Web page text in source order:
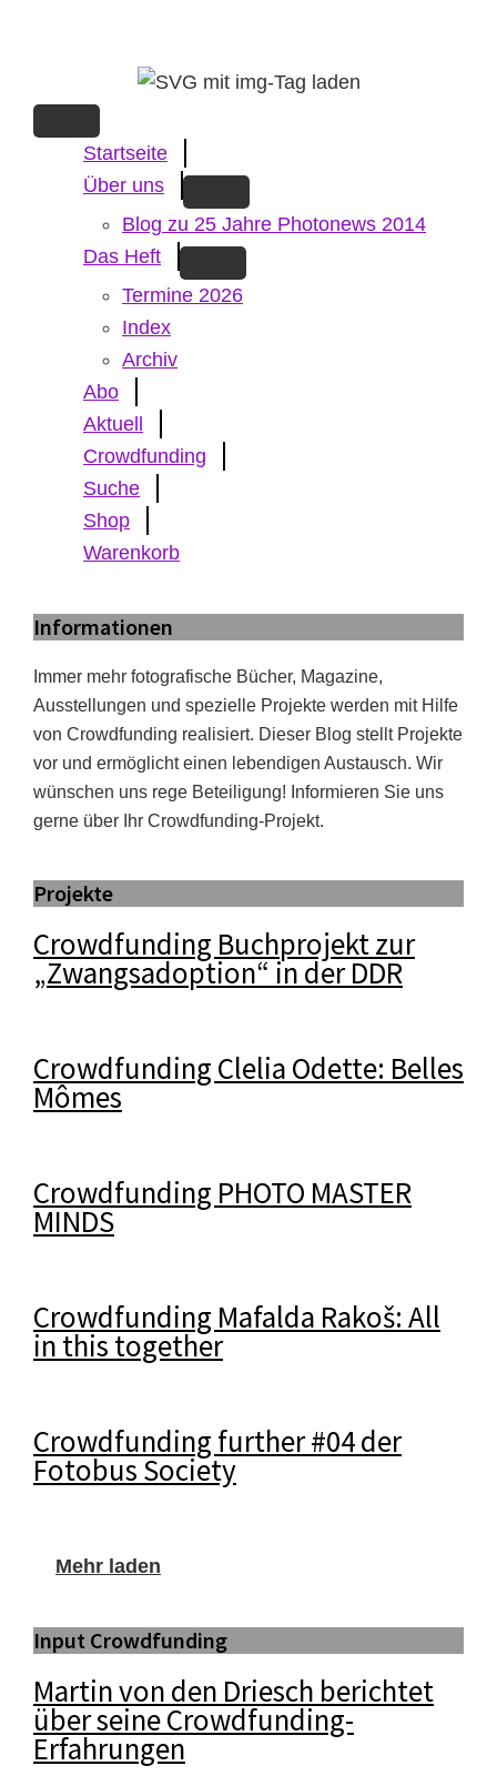
content
Startseite
Über uns
Blog zu 25 Jahre Photonews 2014
Das Heft
Termine 2026
Index
Archiv
Abo
Aktuell
Crowdfunding
Suche
Shop
Warenkorb
Informationen
Immer mehr fotografische Bücher, Magazine,
Ausstellungen und spezielle Projekte werden mit Hilfe
von Crowdfunding realisiert. Dieser Blog stellt Projekte
vor und ermöglicht einen lebendigen Austausch. Wir
wünschen uns rege Beteiligung! Informieren Sie uns
gerne über Ihr Crowdfunding-Projekt.
Projekte
Crowdfunding Buchprojekt zur
„Zwangsadoption“ in der DDR
Crowdfunding Clelia Odette: Belles
Mômes
Crowdfunding PHOTO MASTER
MINDS
Crowdfunding Mafalda Rakoš: All
in this together
Crowdfunding further #04 der
Fotobus Society
Mehr laden
Input Crowdfunding
Martin von den Driesch berichtet
über seine Crowdfunding-
Erfahrungen